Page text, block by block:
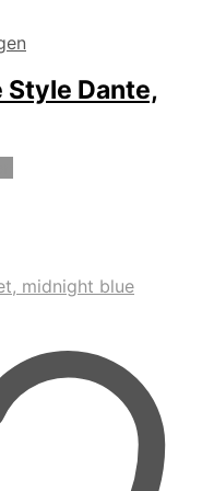
Dante,
auf.
Die
auf
der
Produktseite